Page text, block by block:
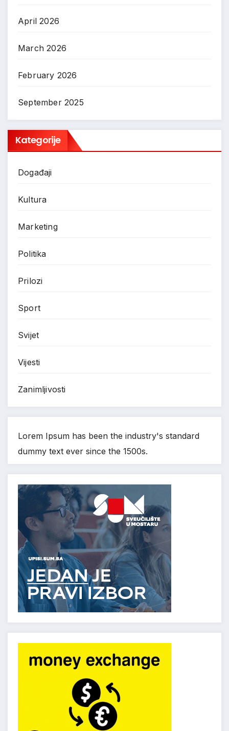
April 2026
March 2026
February 2026
September 2025
Kategorije
Događaji
Kultura
Marketing
Politika
Prilozi
Sport
Svijet
Vijesti
Zanimljivosti
Lorem Ipsum has been the industry's standard
dummy text ever since the 1500s.